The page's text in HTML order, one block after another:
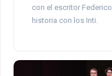
con el escritor
historia con los Inti.